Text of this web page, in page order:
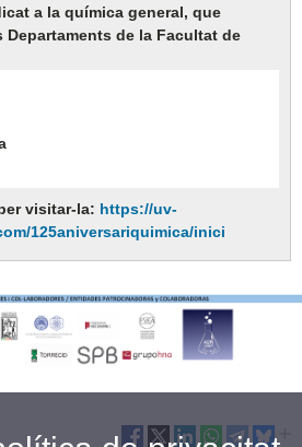
a la química general, que
de la Facultat de
visitar-la: https://uv-
125aniversariquimica/inici